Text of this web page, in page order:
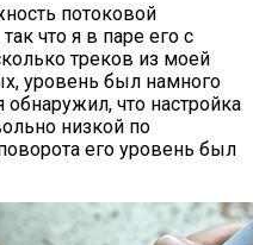
потоковой
что я в паре его с
треков из моей
уровень был намного
что настройка
низкой по
его уровень был